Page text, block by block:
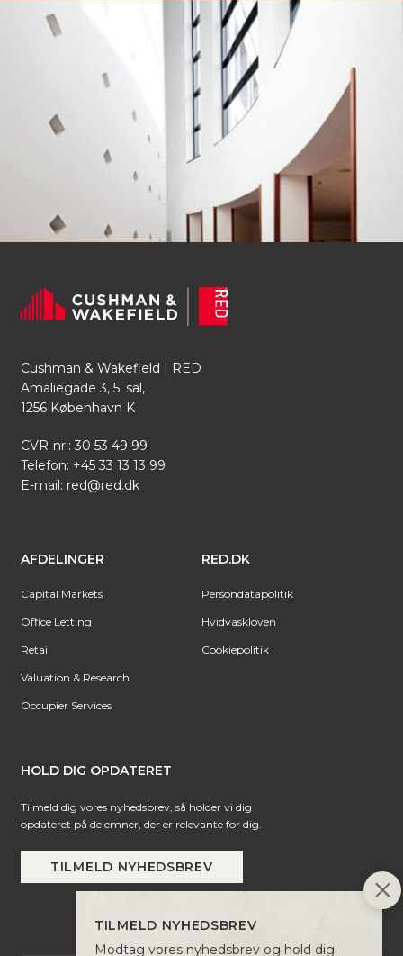
Cushman & Wakefield | RED
Amaliegade 3, 5. sal,
1256 København K
CVR-nr.: 30 53 49 99
Telefon: +45 33 13 13 99
E-mail: red@red.dk
AFDELINGER
Capital Markets
Office Letting
Retail
Valuation & Research
Occupier Services
RED.DK
Persondatapolitik
Hvidvaskloven
Cookiepolitik
HOLD DIG OPDATERET
Tilmeld dig vores nyhedsbrev, så holder vi dig
opdateret på de emner, der er relevante for dig.
TILMELD NYHEDSBREV
TILMELD NYHEDSBREV
Modtag vores nyhedsbrev og hold dig